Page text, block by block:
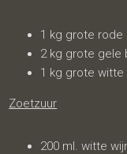
1 kg grote rode
2 kg grote gele
1 kg grote witte
Zoetzuur
200 ml. witte